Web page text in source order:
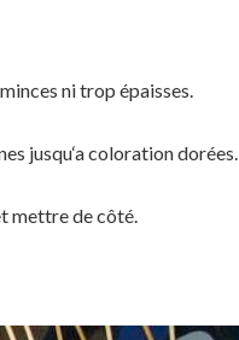
ni trop épaisses.
jusqu‘a coloration dorées.
mettre de côté.